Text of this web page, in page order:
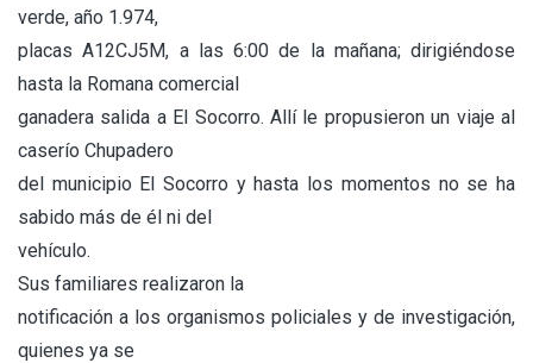
verde, año 1.974,
placas A12CJ5M, a las 6:00 de la mañana; dirigiéndose
hasta la Romana comercial
ganadera salida a El Socorro. Allí le propusieron un viaje al
caserío Chupadero
del municipio El Socorro y hasta los momentos no se ha
sabido más de él ni del
vehículo.
Sus familiares realizaron la
notificación a los organismos policiales y de investigación,
quienes ya se